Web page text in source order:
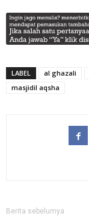
LABEL al ghazali
masjidil aqsha
Berita sebelumya